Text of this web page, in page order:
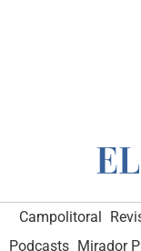
Campolitoral
Podcasts Mirador